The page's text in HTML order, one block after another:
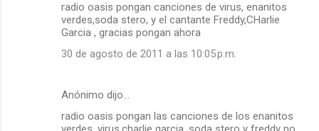
radio oasis pongan canciones de virus, enanitos
verdes,soda stero, y el cantante Freddy,CHarlie
Garcia , gracias pongan ahora
30 de agosto de 2011 a las 10:05 p.m.
Anónimo dijo…
radio oasis pongan las canciones de los enanitos